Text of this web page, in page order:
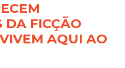
DA FICÇÃO
AQUI AO